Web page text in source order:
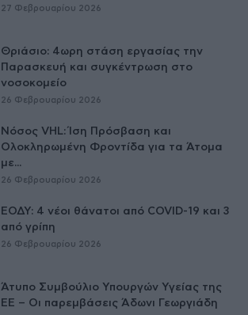
27 Φεβρουαρίου 2026
Θριάσιο: 4ωρη στάση εργασίας την
Παρασκευή και συγκέντρωση στο
νοσοκομείο
26 Φεβρουαρίου 2026
Νόσος VHL: Ίση Πρόσβαση και
Ολοκληρωμένη Φροντίδα για τα Άτομα
με...
26 Φεβρουαρίου 2026
ΕΟΔΥ: 4 νέοι θάνατοι από COVID-19 και 3
από γρίπη
26 Φεβρουαρίου 2026
Άτυπο Συμβούλιο Υπουργών Υγείας της
ΕE – Οι παρεμβάσεις Άδωνι Γεωργιάδη